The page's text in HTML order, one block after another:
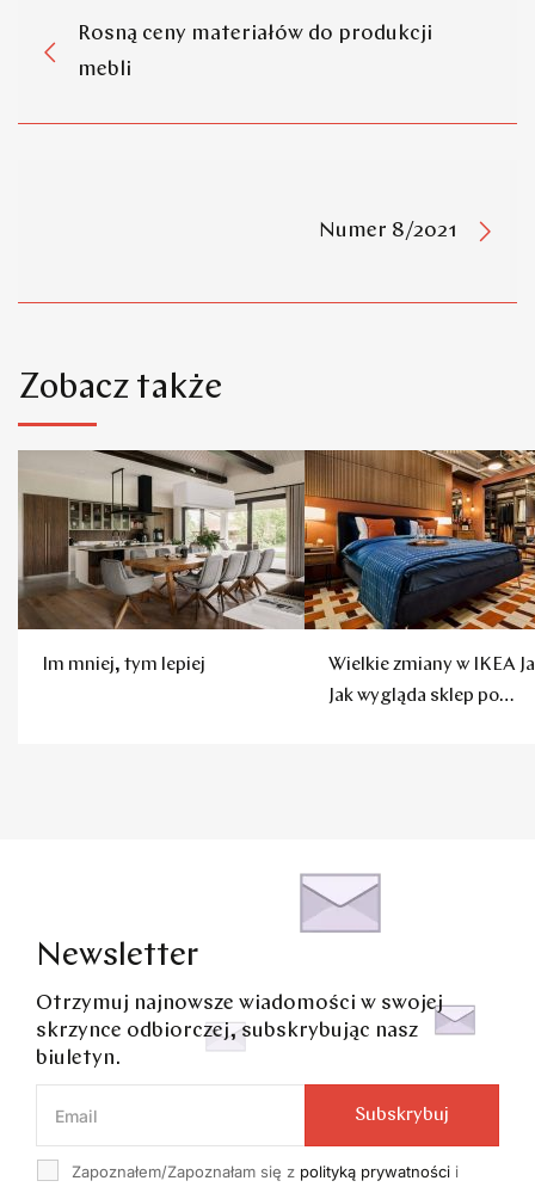
Rosną ceny materiałów do produkcji
mebli
Numer 8/2021
Zobacz także
Im mniej, tym lepiej
Wielkie zmiany w IKEA
Jak wygląda sklep po
Newsletter
Otrzymuj najnowsze wiadomości w swojej
skrzynce odbiorczej, subskrybując nasz
biuletyn.
Zapoznałem/Zapoznałam się z polityką prywatności i
Subskrybuj